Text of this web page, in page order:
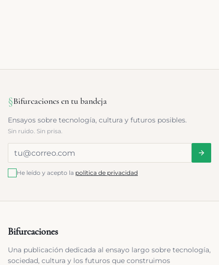
§Bifurcaciones en tu bandeja
Ensayos sobre tecnología, cultura y futuros posibles.
Sin ruido. Sin prisa.
He leído y acepto la política de privacidad
Bifurcaciones
Una publicación dedicada al ensayo largo sobre tecnología,
sociedad, cultura y los futuros que construimos